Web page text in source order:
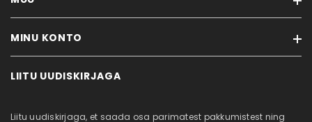
Meist
Ostujuhend
Küpsiste poliitika
Kaubamärgid
Uued tooted
MINU KONTO
Minu konto
Tellitud tooted
LIITU UUDISKIRJAGA
Liitu uudiskirjaga, et saada osa parimatest pakkumistest ning